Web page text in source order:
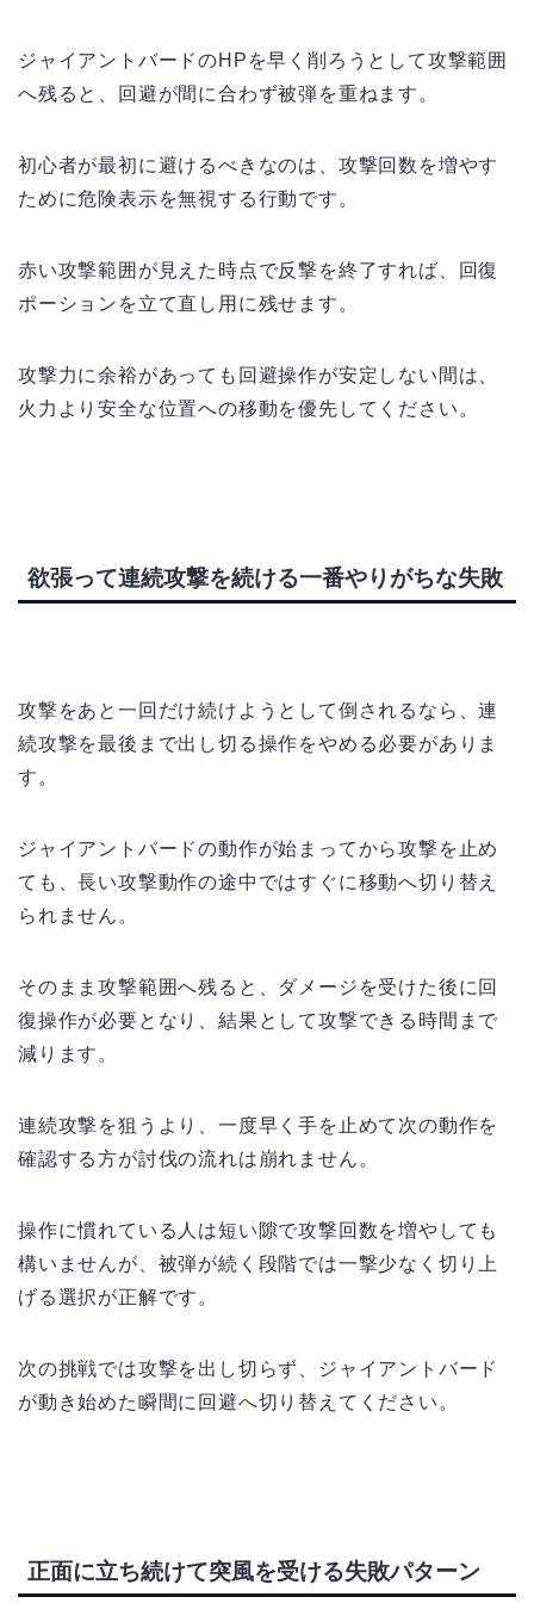
ジャイアントバードのHPを早く削ろうとして攻撃範囲
へ残ると、回避が間に合わず被弾を重ねます。
初心者が最初に避けるべきなのは、攻撃回数を増やす
ために危険表示を無視する行動です。
赤い攻撃範囲が見えた時点で反撃を終了すれば、回復
ポーションを立て直し用に残せます。
攻撃力に余裕があっても回避操作が安定しない間は、
火力より安全な位置への移動を優先してください。
欲張って連続攻撃を続ける一番やりがちな失敗
攻撃をあと一回だけ続けようとして倒されるなら、連
続攻撃を最後まで出し切る操作をやめる必要がありま
す。
ジャイアントバードの動作が始まってから攻撃を止め
ても、長い攻撃動作の途中ではすぐに移動へ切り替え
られません。
そのまま攻撃範囲へ残ると、ダメージを受けた後に回
復操作が必要となり、結果として攻撃できる時間まで
減ります。
連続攻撃を狙うより、一度早く手を止めて次の動作を
確認する方が討伐の流れは崩れません。
操作に慣れている人は短い隙で攻撃回数を増やしても
構いませんが、被弾が続く段階では一撃少なく切り上
げる選択が正解です。
次の挑戦では攻撃を出し切らず、ジャイアントバード
が動き始めた瞬間に回避へ切り替えてください。
正面に立ち続けて突風を受ける失敗パターン